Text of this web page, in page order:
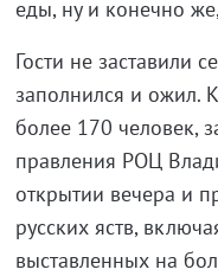
еды, ну и конечно
Гости не заставили
заполнился и ожил.
более 170 человек,
правления РОЦ
открытии вечера и
русских яств,
выставленных на